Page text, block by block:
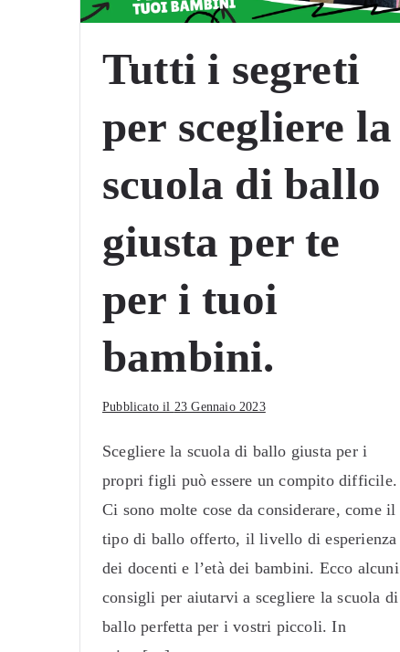
Tutti i segreti
per scegliere la
scuola di ballo
giusta per te
per i tuoi
bambini.
Pubblicato il 23 Gennaio 2023
Scegliere la scuola di ballo giusta per i
propri figli può essere un compito difficile.
Ci sono molte cose da considerare, come il
tipo di ballo offerto, il livello di esperienza
dei docenti e l’età dei bambini. Ecco alcuni
consigli per aiutarvi a scegliere la scuola di
ballo perfetta per i vostri piccoli. In